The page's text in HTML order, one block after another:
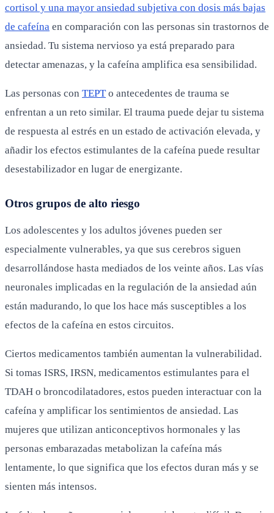
cortisol y una mayor ansiedad subjetiva con dosis más bajas
de cafeína en comparación con las personas sin trastornos de
ansiedad. Tu sistema nervioso ya está preparado para
detectar amenazas, y la cafeína amplifica esa sensibilidad.
Las personas con TEPTo antecedentes de trauma se
enfrentan a un reto similar. El trauma puede dejar tu sistema
de respuesta al estrés en un estado de activación elevada, y
añadir los efectos estimulantes de la cafeína puede resultar
desestabilizador en lugar de energizante.
Otros grupos de alto riesgo
Los adolescentes y los adultos jóvenes pueden ser
especialmente vulnerables, ya que sus cerebros siguen
desarrollándose hasta mediados de los veinte años. Las vías
neuronales implicadas en la regulación de la ansiedad aún
están madurando, lo que los hace más susceptibles a los
efectos de la cafeína en estos circuitos.
Ciertos medicamentos también aumentan la vulnerabilidad.
Si tomas ISRS, IRSN, medicamentos estimulantes para el
TDAH o broncodilatadores, estos pueden interactuar con la
cafeína y amplificar los sentimientos de ansiedad. Las
mujeres que utilizan anticonceptivos hormonales y las
personas embarazadas metabolizan la cafeína más
lentamente, lo que significa que los efectos duran más y se
sienten más intensos.